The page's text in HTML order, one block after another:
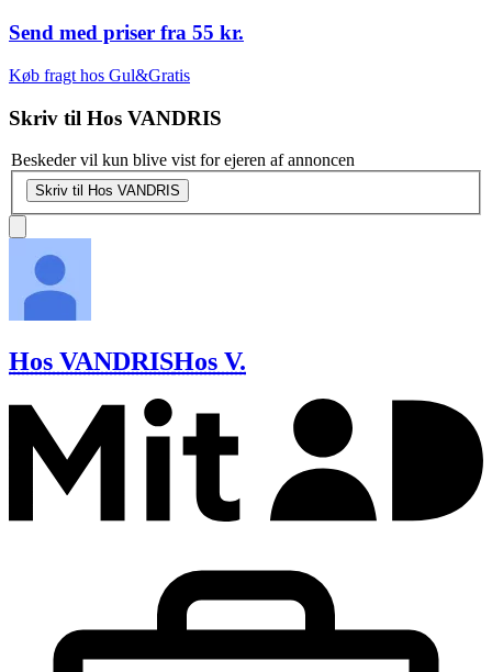
Send med priser fra 55 kr.
Køb fragt hos Gul&Gratis
Skriv til Hos VANDRIS
Beskeder vil kun blive vist for ejeren af annoncen
Skriv til Hos VANDRIS
Hos VANDRISHos V.